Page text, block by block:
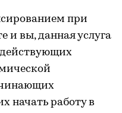
при
и вы, данная услуга
действующих
начать работу в